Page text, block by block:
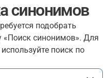
синонимов
подобрать
«Поиск синонимов». Для
поиск по